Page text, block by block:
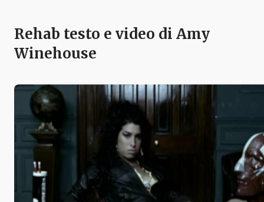
Rehab testo e video di Amy
Winehouse